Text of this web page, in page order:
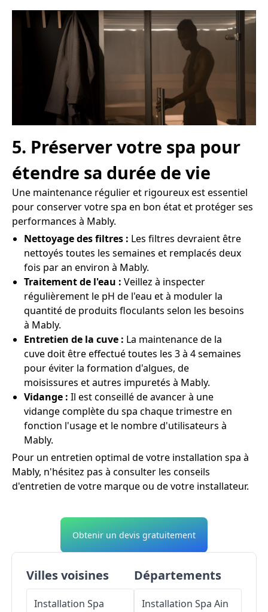
5. Préserver votre spa pour
étendre sa durée de vie
Une maintenance régulier et rigoureux est essentiel
pour conserver votre spa en bon état et protéger ses
performances à Mably.
Nettoyage des filtres : Les filtres devraient être
nettoyés toutes les semaines et remplacés deux
fois par an environ à Mably.
Traitement de l'eau : Veillez à inspecter
régulièrement le pH de l'eau et à moduler la
quantité de produits floculants selon les besoins
à Mably.
Entretien de la cuve : La maintenance de la
cuve doit être effectué toutes les 3 à 4 semaines
pour éviter la formation d'algues, de
moisissures et autres impuretés à Mably.
Vidange : Il est conseillé de avancer à une
vidange complète du spa chaque trimestre en
fonction l'usage et le nombre d'utilisateurs à
Mably.
Pour un entretien optimal de votre installation spa à
Mably, n'hésitez pas à consulter les conseils
d'entretien de votre marque ou de votre installateur.
Obtenir un devis gratuitement
Villes voisines
Installation Spa
Départements
Installation Spa Ain